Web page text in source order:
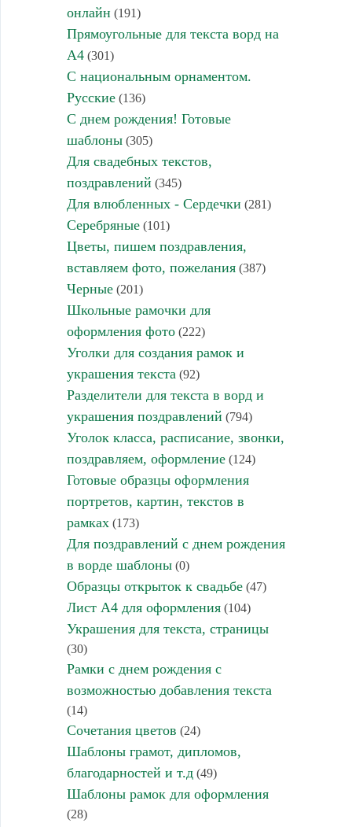
онлайн (191)
Прямоугольные для текста ворд на
А4(301)
С национальным орнаментом.
Русские(136)
С днем рождения! Готовые
шаблоны(305)
Для свадебных текстов,
поздравлений (345)
Для влюбленных - Сердечки (281)
Серебряные(101)
Цветы, пишем поздравления,
вставляем фото, пожелания(387)
Черные(201)
Школьные рамочки для
оформления фото(222)
Уголки для создания рамок и
украшения текста (92)
Разделители для текста в ворд и
украшения поздравлений (794)
Уголок класса, расписание, звонки,
поздравляем, оформление(124)
Готовые образцы оформления
портретов, картин, текстов в
рамках(173)
Для поздравлений с днем рождения
в ворде шаблоны(0)
Образцы открыток к свадьбе(47)
Лист А4 для оформления(104)
Украшения для текста, страницы
(30)
Рамки с днем рождения с
возможностью добавления текста
(14)
Сочетания цветов (24)
Шаблоны грамот, дипломов,
благодарностей и т.д(49)
Шаблоны рамок для оформления
(28)